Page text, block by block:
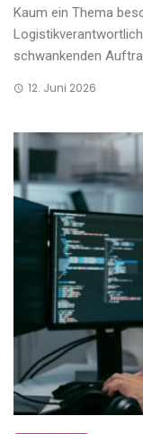
Kaum ein Thema
schwankenden
12. Juni 2026